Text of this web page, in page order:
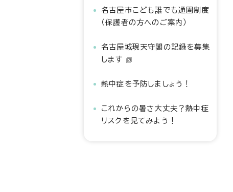
名古屋市こども誰でも通園制度
（保護者の方へのご案内）
名古屋城現天守閣の記録を募集
します
熱中症を予防しましょう！
これからの暑さ大丈夫？熱中症
リスクを見てみよう！